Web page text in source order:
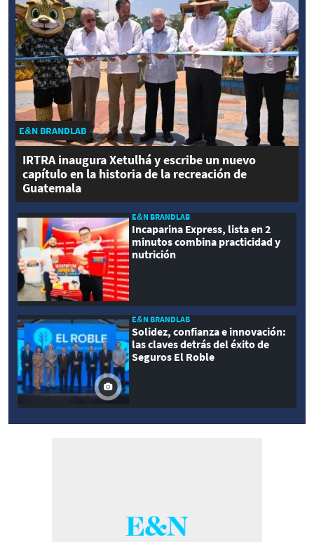
E&N BRANDLAB
IRTRA inaugura Xetulhá y escribe un nuevo
capítulo en la historia de la recreación de
Guatemala
E&N BRANDLAB
Incaparina Express, lista en 2
minutos combina practicidad y
nutrición
E&N BRANDLAB
Solidez, confianza e innovación:
las claves detrás del éxito de
Seguros El Roble